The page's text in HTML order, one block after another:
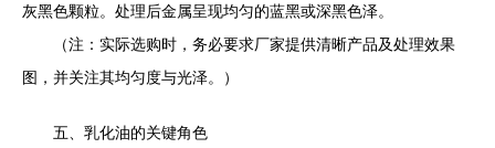
灰黑色颗粒。处理后金属呈现均匀的蓝黑或深黑色泽。
（注：实际选购时，务必要求厂家提供清晰产品及处理效果
图，并关注其均匀度与光泽。）
五、乳化油的关键角色